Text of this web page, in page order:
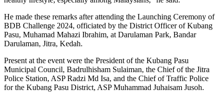
He made these remarks after attending the Launching Ceremony of
BDB Challenge 2024, officiated by the District Officer of Kubang
Pasu, Muhamad Mahazi Ibrahim, at Darulaman Park, Bandar
Darulaman, Jitra, Kedah.
Present at the event were the President of the Kubang Pasu
Municipal Council, Badrulhisham Sulaiman, the Chief of the Jitra
Police Station, ASP Radzi Md Isa, and the Chief of Traffic Police
for the Kubang Pasu District, ASP Muhammad Juhaisam Jusoh.